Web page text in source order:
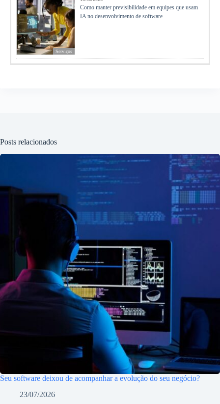
Serviços
Como manter previsibilidade em equipes que usam
IA no desenvolvimento de software
Posts relacionados
Seu software deixou de acompanhar a evolução do seu negócio?
23/07/2026